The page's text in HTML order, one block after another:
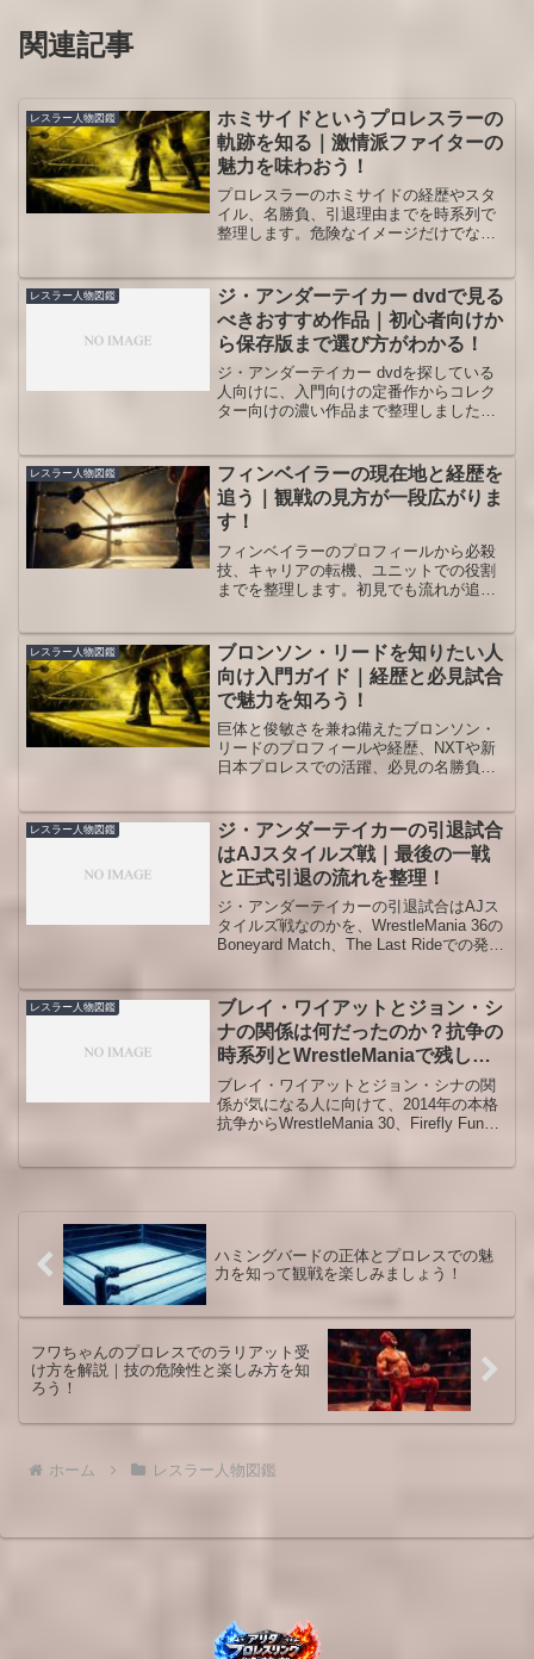
関連記事
レスラー人物図鑑
ホミサイドというプロレスラーの
軌跡を知る｜激情派ファイターの
魅力を味わおう！
プロレスラーのホミサイドの経歴やスタ
イル、名勝負、引退理由までを時系列で
整理します。危険なイメージだけでな
返したくなる観戦ポイントを押さえられ
る内容です。
レスラー人物図鑑
ジ・アンダーテイカー dvdで見る
べきおすすめ作品｜初心者向けか
ら保存版まで選び方がわかる！
ジ・アンダーテイカー dvdを探している
人向けに、入門向けの定番作からコレク
ター向けの濃い作品まで整理しました。
メンタリーとして深く入れる盤の違い、
日本盤と輸入盤の注意点、中古で探すコ
ツまでまとめて確認できます。
レスラー人物図鑑
フィンベイラーの現在地と経歴を
追う｜観戦の見方が一段広がりま
す！
フィンベイラーのプロフィールから必殺
技、キャリアの転機、ユニットでの役割
までを整理します。初見でも流れが追え
レスラー人物図鑑
ブロンソン・リードを知りたい人
向け入門ガイド｜経歴と必見試合
で魅力を知ろう！
巨体と俊敏さを兼ね備えたブロンソン・
リードのプロフィールや経歴、NXTや新
日本プロレスでの活躍、必見の名勝負と
説します。入門レベルから最近のストー
リーラインまで一気に振り返れる内容で
す。
レスラー人物図鑑
ジ・アンダーテイカーの引退試合
はAJスタイルズ戦｜最後の一戦
と正式引退の流れを整理！
ジ・アンダーテイカーの引退試合はAJス
タイルズ戦なのかを、WrestleMania 36の
Boneyard Match、The Last Rideでの発
後の試合と正式な引退表明の違い、AJス
タイルズが最後の相手になった意味、見
返す順番や注目点までわかる内容です。
レスラー人物図鑑
ブレイ・ワイアットとジョン・シ
ナの関係は何だったのか？抗争の
時系列とWrestleManiaで残した
意味を整理！
ブレイ・ワイアットとジョン・シナの関
係が気になる人に向けて、2014年の本格
抗争からWrestleMania 30、Firefly Fun
ハミングバードの正体とプロレスでの魅
力を知って観戦を楽しみましょう！
フワちゃんのプロレスでのラリアット受
け方を解説｜技の危険性と楽しみ方を知
ろう！
ホーム レスラー人物図鑑